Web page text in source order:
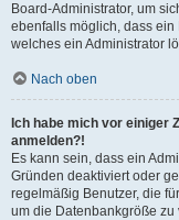
Board-Administrator, um
ebenfalls möglich, dass
welches ein Administrator
Nach oben
Ich habe mich vor einiger
anmelden?!
Es kann sein, dass ein
Gründen deaktiviert oder
regelmäßig Benutzer, die
um die Datenbankgröße